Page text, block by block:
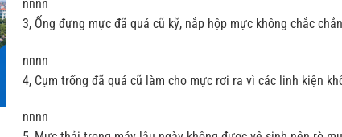
nnnn
3, Ống đựng mực đã quá cũ kỹ, nắp hộp mực không chắc
nnnn
4, Cụm trống đã quá cũ làm cho mực rơi ra vì các linh kiện
nnnn